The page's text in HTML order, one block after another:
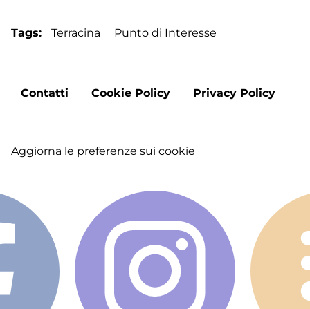
Tags Terracina Punto di Interesse
Footer
Contatti Cookie Policy Privacy Policy
Aggiorna le preferenze sui cookie